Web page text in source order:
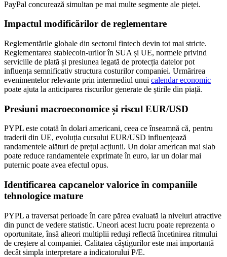
PayPal concurează simultan pe mai multe segmente ale pieței.
Impactul modificărilor de reglementare
Reglementările globale din sectorul fintech devin tot mai stricte.
Reglementarea stablecoin-urilor în SUA și UE, normele privind
serviciile de plată și presiunea legată de protecția datelor pot
influența semnificativ structura costurilor companiei. Urmărirea
evenimentelor relevante prin intermediul unui calendar economic
poate ajuta la anticiparea riscurilor generate de știrile din piață.
Presiuni macroeconomice și riscul EUR/USD
PYPL este cotată în dolari americani, ceea ce înseamnă că, pentru
traderii din UE, evoluția cursului EUR/USD influențează
randamentele alături de prețul acțiunii. Un dolar american mai slab
poate reduce randamentele exprimate în euro, iar un dolar mai
puternic poate avea efectul opus.
Identificarea capcanelor valorice în companiile
tehnologice mature
PYPL a traversat perioade în care părea evaluată la niveluri atractive
din punct de vedere statistic. Uneori acest lucru poate reprezenta o
oportunitate, însă alteori multiplii reduși reflectă încetinirea ritmului
de creștere al companiei. Calitatea câștigurilor este mai importantă
decât simpla interpretare a indicatorului P/E.